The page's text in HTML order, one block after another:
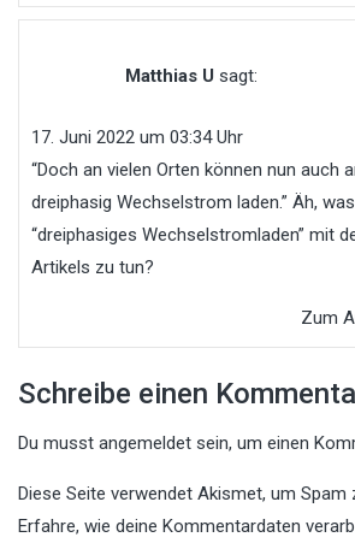
Matthias U sagt:
17. Juni 2022 um 03:34 Uhr
“Doch an vielen Orten können nun auch
dreiphasig Wechselstrom laden.” Äh,
“dreiphasiges Wechselstromladen” mit
Artikels zu tun?
Zum
Schreibe einen
Du musst angemeldet sein, um einen
Diese Seite verwendet Akismet, um Spam
Erfahre, wie deine Kommentardaten